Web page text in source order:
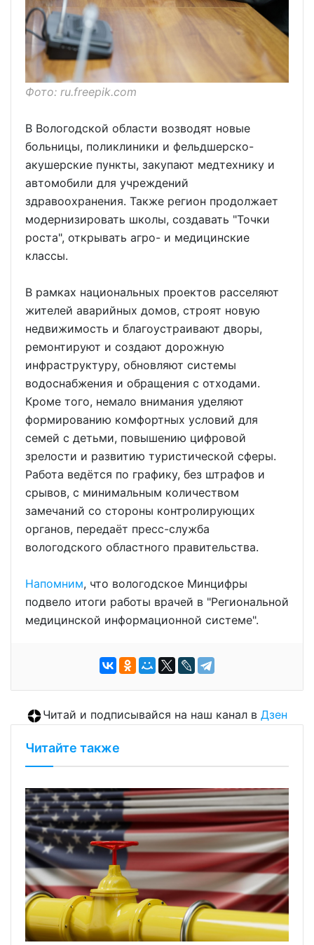
Фото: ru.freepik.com
В Вологодской области возводят новые
больницы, поликлиники и фельдшерско-
акушерские пункты, закупают медтехнику и
автомобили для учреждений
здравоохранения. Также регион продолжает
модернизировать школы, создавать "Точки
роста", открывать агро- и медицинские
классы.
В рамках национальных проектов расселяют
жителей аварийных домов, строят новую
недвижимость и благоустраивают дворы,
ремонтируют и создают дорожную
инфраструктуру, обновляют системы
водоснабжения и обращения с отходами.
Кроме того, немало внимания уделяют
формированию комфортных условий для
семей с детьми, повышению цифровой
зрелости и развитию туристической сферы.
Работа ведётся по графику, без штрафов и
срывов, с минимальным количеством
замечаний со стороны контролирующих
органов, передаёт пресс-служба
вологодского областного правительства.
Напомним, что вологодское Минцифры
подвело итоги работы врачей в "Региональной
медицинской информационной системе".
Читай и подписывайся на наш канал в Дзен
Читайте также